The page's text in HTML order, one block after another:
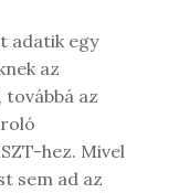
adatik egy
az
az
hez. Mivel
sem ad az